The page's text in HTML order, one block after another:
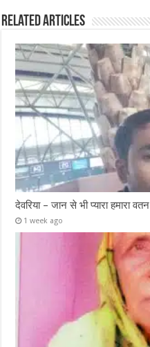
Related Articles
देवरिया – जान से भी प्यारा हमारा वतन
1 week ago